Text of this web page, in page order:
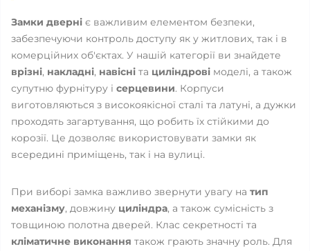
Замки дверні є важливим елементом безпеки,
забезпечуючи контроль доступу як у житлових, так і в
комерційних об'єктах. У нашій категорії ви знайдете
врізні, накладні, навісні та циліндрові моделі, а також
супутню фурнітуру і серцевини. Корпуси
виготовляються з високоякісної сталі та латуні, а дужки
проходять загартування, що робить їх стійкими до
корозії. Це дозволяє використовувати замки як
всередині приміщень, так і на вулиці.
При виборі замка важливо звернути увагу на тип
механізму, довжину циліндра, а також сумісність з
товщиною полотна дверей. Клас секретності та
кліматичне виконання також грають значну роль. Для